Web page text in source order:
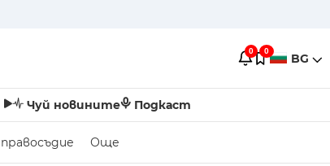
0 0 BG
Чуй новините Подкаст
Още